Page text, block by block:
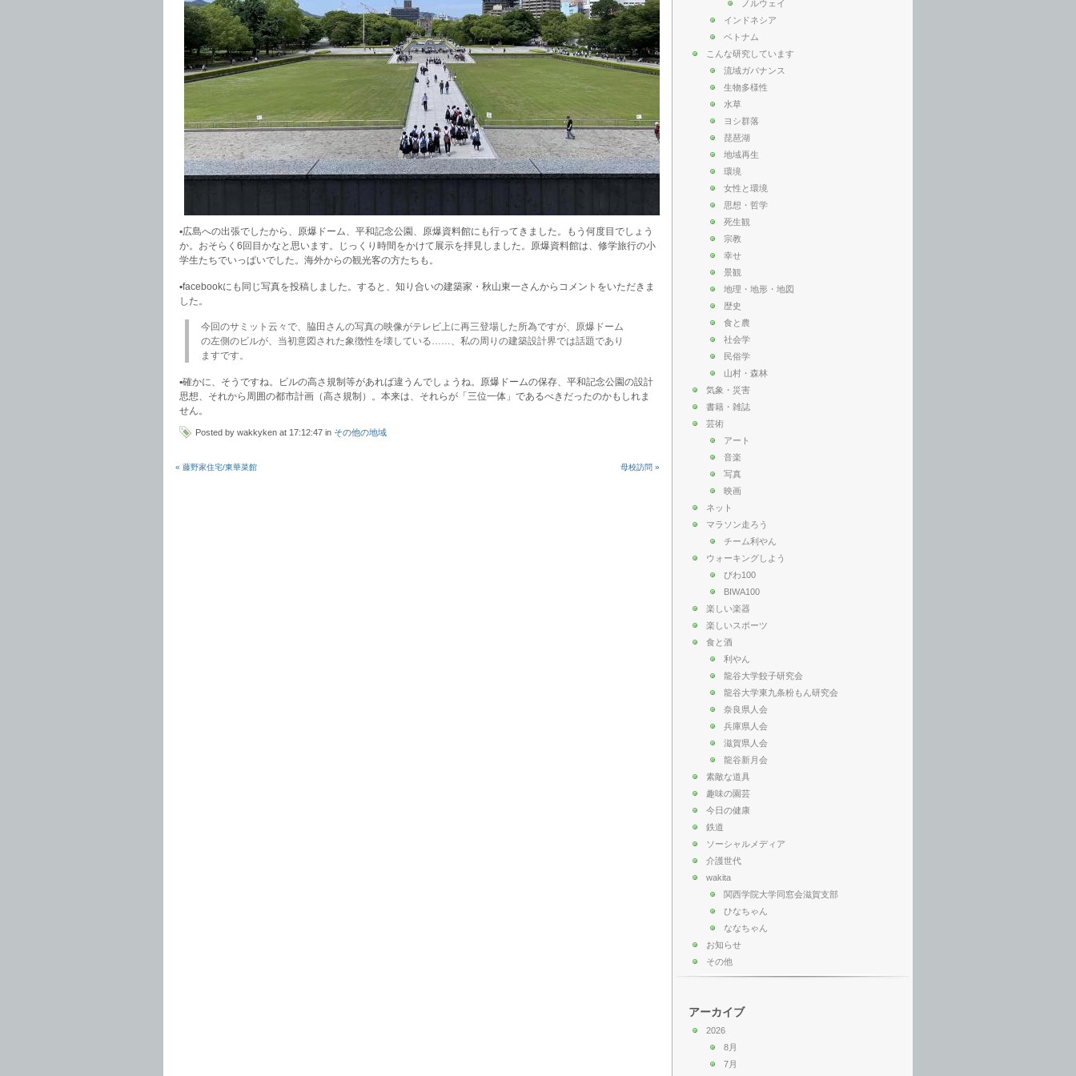
▪️広島への出張でしたから、原爆ドーム、平和記念公園、原爆資料館にも行ってきました。もう何度目でしょう
か。おそらく6回目かなと思います。じっくり時間をかけて展示を拝見しました。原爆資料館は、修学旅行の小
学生たちでいっぱいでした。海外からの観光客の方たちも。
▪️facebookにも同じ写真を投稿しました。すると、知り合いの建築家・秋山東一さんからコメントをいただきま
した。
今回のサミット云々で、脇田さんの写真の映像がテレビ上に再三登場した所為ですが、原爆ドーム
の左側のビルが、当初意図された象徴性を壊している……、私の周りの建築設計界では話題であり
ますです。
▪️確かに、そうですね。ビルの高さ規制等があれば違うんでしょうね。原爆ドームの保存、平和記念公園の設計
思想、それから周囲の都市計画（高さ規制）。本来は、それらが「三位一体」であるべきだったのかもしれま
せん。
Posted by wakkyken at 17:12:47 in その他の地域
母校訪問 »
« 藤野家住宅/東華菜館
ノルウェイ
インドネシア
ベトナム
こんな研究しています
流域ガバナンス
生物多様性
水草
ヨシ群落
琵琶湖
地域再生
環境
女性と環境
思想・哲学
死生観
宗教
幸せ
景観
地理・地形・地図
歴史
食と農
社会学
民俗学
山村・森林
気象・災害
書籍・雑誌
芸術
アート
音楽
写真
映画
ネット
マラソン走ろう
チーム利やん
ウォーキングしよう
びわ100
BIWA100
楽しい楽器
楽しいスポーツ
食と酒
利やん
龍谷大学餃子研究会
龍谷大学東九条粉もん研究会
奈良県人会
兵庫県人会
滋賀県人会
龍谷新月会
素敵な道具
趣味の園芸
今日の健康
鉄道
ソーシャルメディア
介護世代
wakita
関西学院大学同窓会滋賀支部
ひなちゃん
ななちゃん
お知らせ
その他
アーカイブ
2026
8月
7月